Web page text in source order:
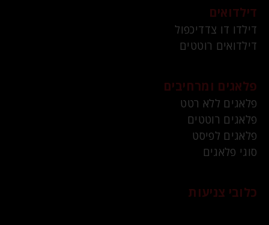
דילדואים
דילדו דו צדדיכפול
דילדואים רוטטים
פלאגים ומרחיבים
פלאגים ללא רטט
פלאגים רוטטים
פלאגים לפיסט
סוגי פלאגים
כלובי צניעות